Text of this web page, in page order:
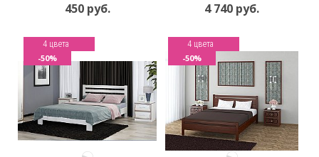
450 руб. 4 740 руб.
4 цвета
-50%
4 цвета
-50%